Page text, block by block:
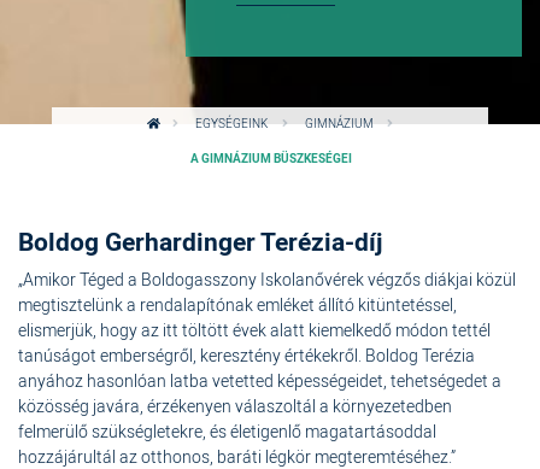
EGYSÉGEINK GIMNÁZIUM
A GIMNÁZIUM BÜSZKESÉGEI
Boldog Gerhardinger Terézia-díj
„Amikor Téged a Boldogasszony Iskolanővérek végzős diákjai közül
megtisztelünk a rendalapítónak emléket állító kitüntetéssel,
elismerjük, hogy az itt töltött évek alatt kiemelkedő módon tettél
tanúságot emberségről, keresztény értékekről. Boldog Terézia
anyához hasonlóan latba vetetted képességeidet, tehetségedet a
közösség javára, érzékenyen válaszoltál a környezetedben
felmerülő szükségletekre, és életigenlő magatartásoddal
hozzájárultál az otthonos, baráti légkör megteremtéséhez.”